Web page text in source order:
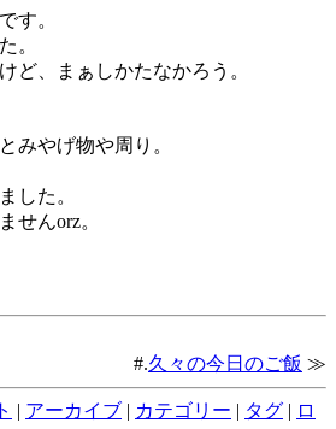
す。
。
ど、まぁしかたなかろう。
みやげ物や周り。
した。
せんorz。
#.久々の今日のご飯 ≫
| アーカイブ | カテゴリー | タグ | ロ